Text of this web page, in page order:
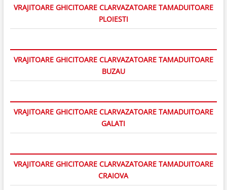
VRAJITOARE GHICITOARE CLARVAZATOARE TAMADUITOARE
PLOIESTI
VRAJITOARE GHICITOARE CLARVAZATOARE TAMADUITOARE
BUZAU
VRAJITOARE GHICITOARE CLARVAZATOARE TAMADUITOARE
GALATI
VRAJITOARE GHICITOARE CLARVAZATOARE TAMADUITOARE
CRAIOVA